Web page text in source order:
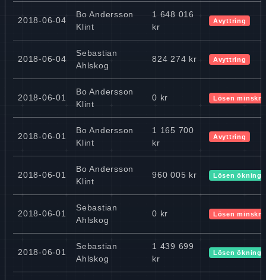
2018-06-04
Bo Andersson
Klint
1 648 016
kr
Avyttring
2018-06-04
Sebastian
Ahlskog
824 274 kr Avyttring
2018-06-01
Bo Andersson
Klint
0 kr Lösen
2018-06-01
Bo Andersson
Klint
1 165 700
kr
Avyttring
2018-06-01
Bo Andersson
Klint
960 005 kr Lösen ökning
2018-06-01
Sebastian
Ahlskog
0 kr Lösen
2018-06-01
Sebastian
Ahlskog
1 439 699
kr
Lösen ökning